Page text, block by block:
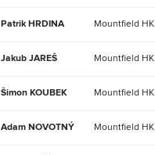
Patrik HRDINA Mountfield HK
Jakub JAREŠ Mountfield HK
Šimon KOUBEK Mountfield HK
Adam NOVOTNÝ Mountfield HK